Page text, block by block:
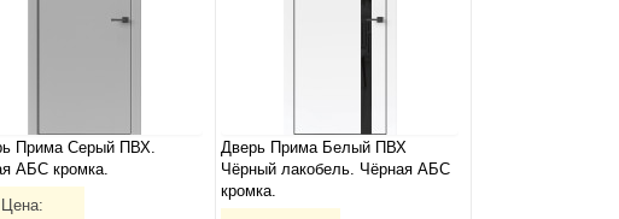
Прима Серый ПВХ.
АБС кромка.
Цена:
Дверь Прима Белый ПВХ
Чёрный лакобель. Чёрная АБС
кромка.